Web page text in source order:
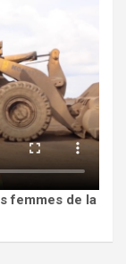
femmes de la